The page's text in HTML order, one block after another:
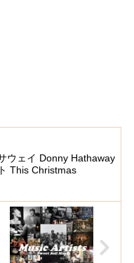
ウェイ Donny Hathaway
This Christmas